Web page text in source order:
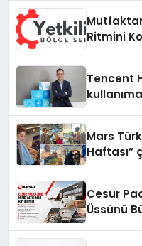
Ritmini
Tencent
Mars
Haftası”
Cesur
Üssünü